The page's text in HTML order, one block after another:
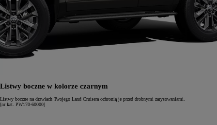
Listwy boczne w kolorze czarnym
Listwy boczne na drzwiach Twojego Land Cruisera ochronią je przed drobnymi zarysowaniami.
[nr kat. PW170-60000]